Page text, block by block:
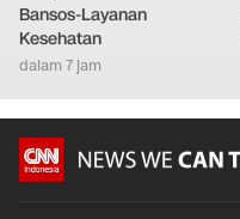
Bansos-Layanan
Kesehatan
dalam 7 jam